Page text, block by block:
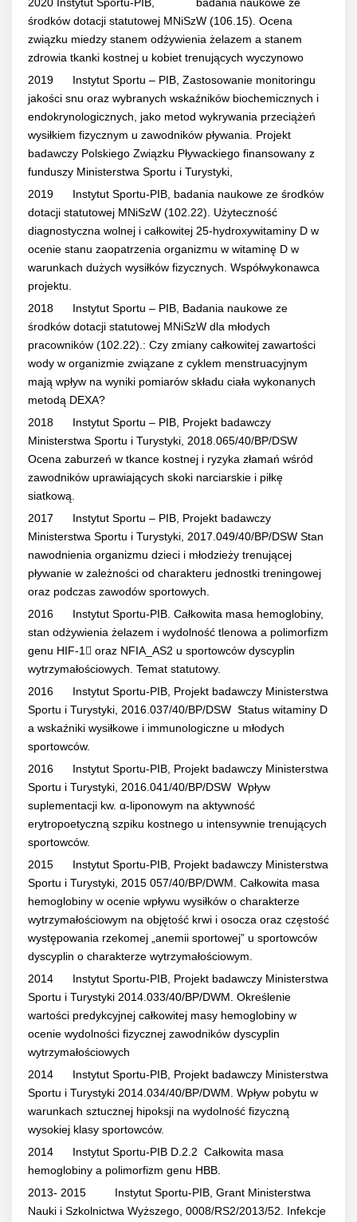
środków dotacji statutowej MNiSzW (106.15). Ocena
związku miedzy stanem odżywienia żelazem a stanem
zdrowia tkanki kostnej u kobiet trenujących wyczynowo
2019 Instytut Sportu – PIB, Zastosowanie monitoringu
jakości snu oraz wybranych wskaźników biochemicznych i
endokrynologicznych, jako metod wykrywania przeciążeń
wysiłkiem fizycznym u zawodników pływania. Projekt
badawczy Polskiego Związku Pływackiego finansowany z
funduszy Ministerstwa Sportu i Turystyki,
2019 Instytut Sportu-PIB, badania naukowe ze środków
dotacji statutowej MNiSzW (102.22). Użyteczność
diagnostyczna wolnej i całkowitej 25-hydroxywitaminy D w
ocenie stanu zaopatrzenia organizmu w witaminę D w
warunkach dużych wysiłków fizycznych. Współwykonawca
projektu.
2018 Instytut Sportu – PIB, Badania naukowe ze
środków dotacji statutowej MNiSzW dla młodych
pracowników (102.22).: Czy zmiany całkowitej zawartości
wody w organizmie związane z cyklem menstruacyjnym
mają wpływ na wyniki pomiarów składu ciała wykonanych
metodą DEXA?
2018 Instytut Sportu – PIB, Projekt badawczy
Ministerstwa Sportu i Turystyki, 2018.065/40/BP/DSW
Ocena zaburzeń w tkance kostnej i ryzyka złamań wśród
zawodników uprawiających skoki narciarskie i piłkę
siatkową.
2017 Instytut Sportu – PIB, Projekt badawczy
Ministerstwa Sportu i Turystyki, 2017.049/40/BP/DSW Stan
nawodnienia organizmu dzieci i młodzieży trenującej
pływanie w zależności od charakteru jednostki treningowej
oraz podczas zawodów sportowych.
2016 Instytut Sportu-PIB. Całkowita masa hemoglobiny,
stan odżywienia żelazem i wydolność tlenowa a polimorfizm
genu HIF-1 oraz NFIA_AS2 u sportowców dyscyplin
wytrzymałościowych. Temat statutowy.
2016 Instytut Sportu-PIB, Projekt badawczy Ministerstwa
Sportu i Turystyki, 2016.037/40/BP/DSW Status witaminy D
a wskaźniki wysiłkowe i immunologiczne u młodych
sportowców.
2016 Instytut Sportu-PIB, Projekt badawczy Ministerstwa
Sportu i Turystyki, 2016.041/40/BP/DSW Wpływ
suplementacji kw. α-liponowym na aktywność
erytropoetyczną szpiku kostnego u intensywnie trenujących
sportowców.
2015 Instytut Sportu-PIB, Projekt badawczy Ministerstwa
Sportu i Turystyki, 2015 057/40/BP/DWM. Całkowita masa
hemoglobiny w ocenie wpływu wysiłków o charakterze
wytrzymałościowym na objętość krwi i osocza oraz częstość
występowania rzekomej „anemii sportowej” u sportowców
dyscyplin o charakterze wytrzymałościowym.
2014 Instytut Sportu-PIB, Projekt badawczy Ministerstwa
Sportu i Turystyki 2014.033/40/BP/DWM. Określenie
wartości predykcyjnej całkowitej masy hemoglobiny w
ocenie wydolności fizycznej zawodników dyscyplin
wytrzymałościowych
2014 Instytut Sportu-PIB, Projekt badawczy Ministerstwa
Sportu i Turystyki 2014.034/40/BP/DWM. Wpływ pobytu w
warunkach sztucznej hipoksji na wydolność fizyczną
wysokiej klasy sportowców.
2014 Instytut Sportu-PIB D.2.2 Całkowita masa
hemoglobiny a polimorfizm genu HBB.
2013- 2015 Instytut Sportu-PIB, Grant Ministerstwa
Nauki i Szkolnictwa Wyższego, 0008/RS2/2013/52. Infekcje